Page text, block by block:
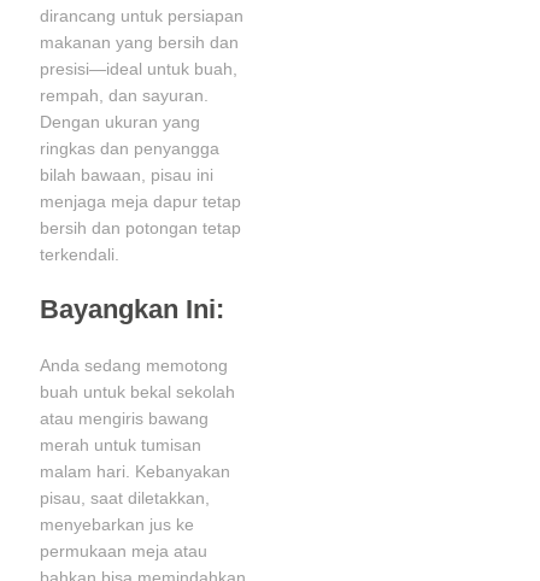
dirancang untuk persiapan
makanan yang bersih dan
presisi—ideal untuk buah,
rempah, dan sayuran.
Dengan ukuran yang
ringkas dan penyangga
bilah bawaan, pisau ini
menjaga meja dapur tetap
bersih dan potongan tetap
terkendali.
Bayangkan Ini:
Anda sedang memotong
buah untuk bekal sekolah
atau mengiris bawang
merah untuk tumisan
malam hari. Kebanyakan
pisau, saat diletakkan,
menyebarkan jus ke
permukaan meja atau
bahkan bisa memindahkan